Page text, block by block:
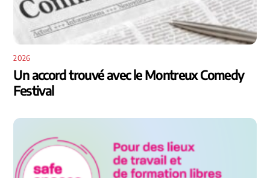
2026
Un accord trouvé avec le Montreux Comedy
Festival